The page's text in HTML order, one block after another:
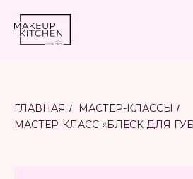
ГЛАВНАЯ / МАСТЕР-КЛАССЫ /
МАСТЕР-КЛАСС «БЛЕСК ДЛЯ